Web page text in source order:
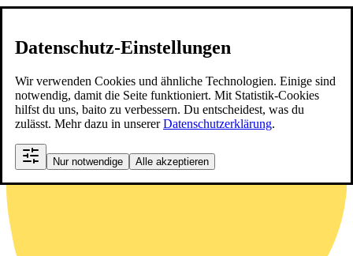
Datenschutz-Einstellungen
Wir verwenden Cookies und ähnliche Technologien. Einige sind
notwendig, damit die Seite funktioniert. Mit Statistik-Cookies
hilfst du uns, baito zu verbessern. Du entscheidest, was du
zulässt. Mehr dazu in unsererDatenschutzerklärung.
Nur notwendige Alle akzeptieren